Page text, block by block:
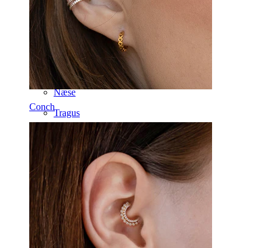
Conch
14k guld
Clip on
Labret
Tunge
Næse
Tragus
Lige stav
Rook
Daith
Hestesko
Ring
Tools